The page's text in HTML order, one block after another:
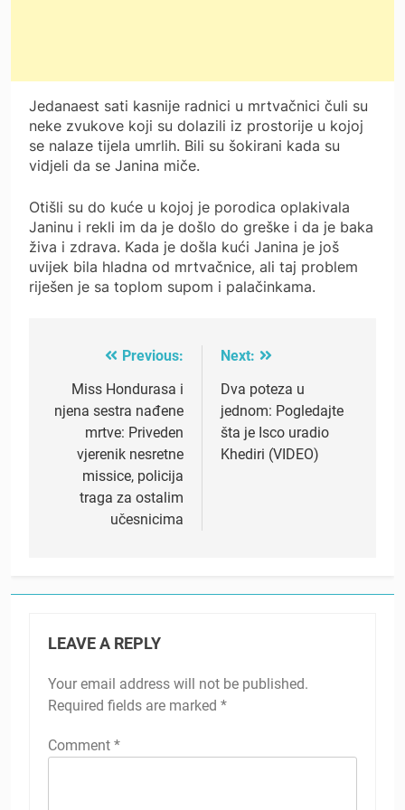
Jedanaest sati kasnije radnici u mrtvačnici čuli su
neke zvukove koji su dolazili iz prostorije u kojoj
se nalaze tijela umrlih. Bili su šokirani kada su
vidjeli da se Janina miče.
Otišli su do kuće u kojoj je porodica oplakivala
Janinu i rekli im da je došlo do greške i da je baka
živa i zdrava. Kada je došla kući Janina je još
uvijek bila hladna od mrtvačnice, ali taj problem
riješen je sa toplom supom i palačinkama.
navigation
Previous:
Miss Hondurasa i
njena sestra nađene
mrtve: Priveden
vjerenik nesretne
missice, policija
traga za ostalim
učesnicima
Next:
Dva poteza u
jednom: Pogledajte
šta je Isco uradio
Khediri (VIDEO)
LEAVE A REPLY
Your email address will not be published.
Required fields are marked *
Comment *